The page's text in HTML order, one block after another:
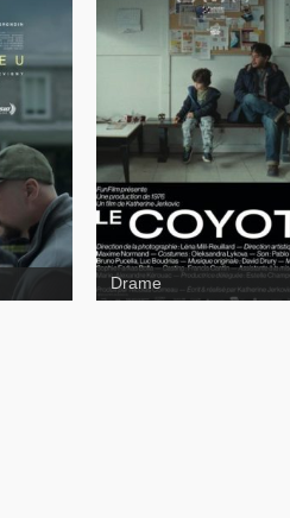
Les routes en février
Drame